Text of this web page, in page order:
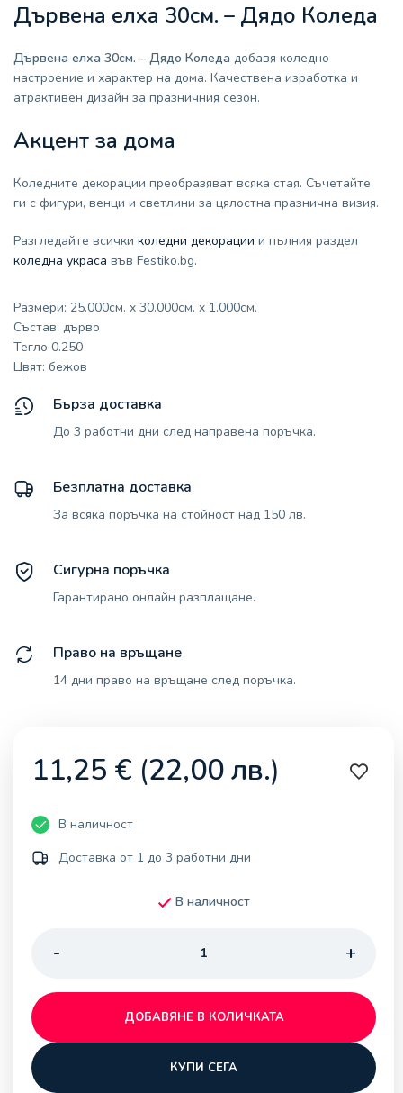
Дървена елха 30см. – Дядо Коледа
Дървена елха 30см. – Дядо Коледа добавя коледно
настроение и характер на дома. Качествена изработка и
атрактивен дизайн за празничния сезон.
Акцент за дома
Коледните декорации преобразяват всяка стая. Съчетайте
ги с фигури, венци и светлини за цялостна празнична визия.
Разгледайте всички коледни декорации и пълния раздел
коледна украса във Festiko.bg.
Размери: 25.000см. x 30.000см. x 1.000см.
Състав: дърво
Тегло 0.250
Цвят: бежов
Бърза доставка
До 3 работни дни след направена поръчка.
Безплатна доставка
За всяка поръчка на стойност над 150 лв.
Сигурна поръчка
Гарантирано онлайн разплащане.
Право на връщане
14 дни право на връщане след поръчка.
11,25 € (22,00лв.)
В наличност
Доставка от 1 до 3 работни дни
В наличност
ДОБАВЯНЕ В КОЛИЧКАТА
КУПИ СЕГА